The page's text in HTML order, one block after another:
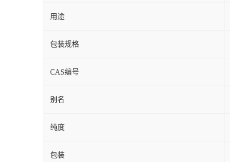
用途
包装规格
CAS编号
别名
纯度
包装